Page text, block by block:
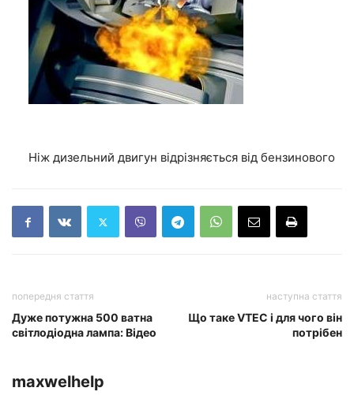
Ніж дизельний двигун відрізняється від бензинового
попередня стаття
Дуже потужна 500 ватна
світлодіодна лампа: Відео
наступна стаття
Що таке VTEC і для чого він
потрібен
maxwelhelp